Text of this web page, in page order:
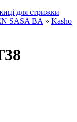
для стрижки
SASA BA » Kasho